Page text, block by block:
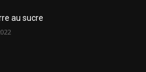
au sucre